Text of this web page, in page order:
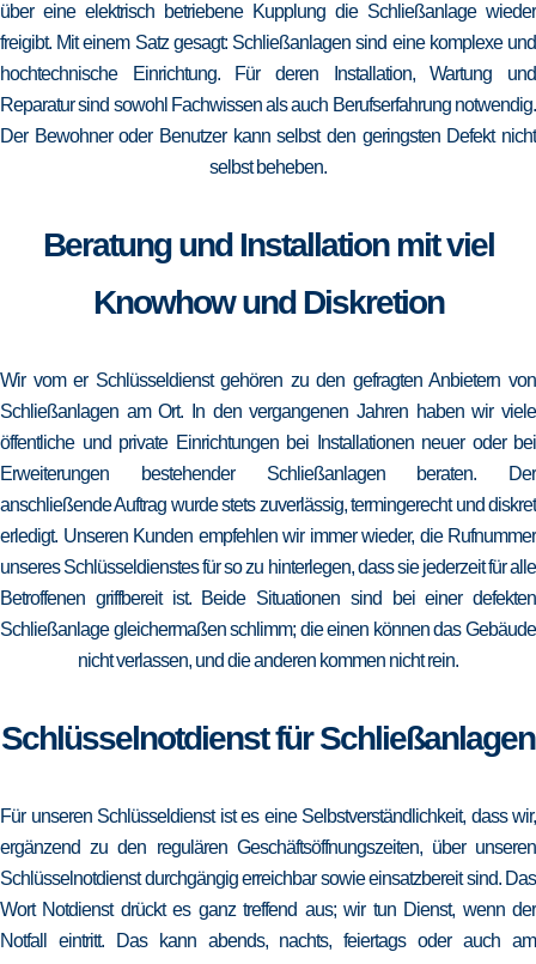
über eine elektrisch betriebene Kupplung die Schließanlage wieder
freigibt. Mit einem Satz gesagt: Schließanlagen sind eine komplexe und
hochtechnische Einrichtung. Für deren Installation, Wartung und
Reparatur sind sowohl Fachwissen als auch Berufserfahrung notwendig.
Der Bewohner oder Benutzer kann selbst den geringsten Defekt nicht
selbst beheben.
Beratung und Installation mit viel
Knowhow und Diskretion
Wir vom er Schlüsseldienst gehören zu den gefragten Anbietern von
Schließanlagen am Ort. In den vergangenen Jahren haben wir viele
öffentliche und private Einrichtungen bei Installationen neuer oder bei
Erweiterungen bestehender Schließanlagen beraten. Der
anschließende Auftrag wurde stets zuverlässig, termingerecht und diskret
erledigt. Unseren Kunden empfehlen wir immer wieder, die Rufnummer
unseres Schlüsseldienstes für so zu hinterlegen, dass sie jederzeit für alle
Betroffenen griffbereit ist. Beide Situationen sind bei einer defekten
Schließanlage gleichermaßen schlimm; die einen können das Gebäude
nicht verlassen, und die anderen kommen nicht rein.
Schlüsselnotdienst für Schließanlagen
Für unseren Schlüsseldienst ist es eine Selbstverständlichkeit, dass wir,
ergänzend zu den regulären Geschäftsöffnungszeiten, über unseren
Schlüsselnotdienst durchgängig erreichbar sowie einsatzbereit sind. Das
Wort Notdienst drückt es ganz treffend aus; wir tun Dienst, wenn der
Notfall eintritt. Das kann abends, nachts, feiertags oder auch am